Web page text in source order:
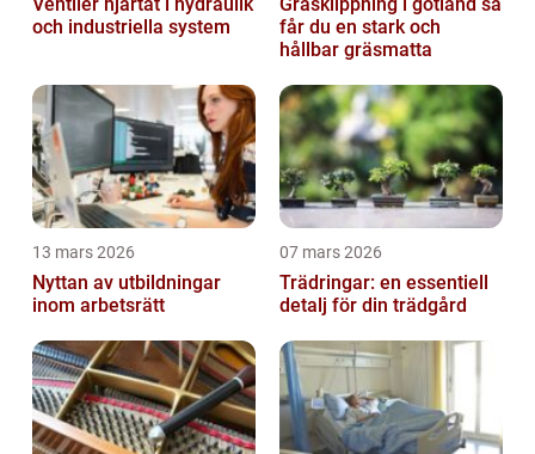
och industriella system
får du en stark och
hållbar gräsmatta
13 mars 2026
Nyttan av utbildningar
inom arbetsrätt
07 mars 2026
Trädringar: en essentiell
detalj för din trädgård